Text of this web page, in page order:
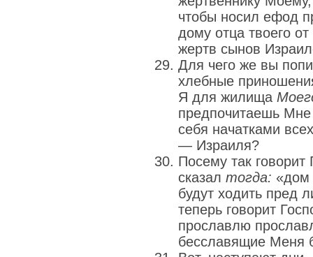
чтобы носил ефод
дому отца твоего
жертв сынов
Для чего же вы
хлебные
Я для жилища
предпочитаешь Мне
себя начатками
— Израиля?
Посему так
сказал тогда: «дом
будут ходить пред
теперь говорит
прославлю
бесславящие Меня